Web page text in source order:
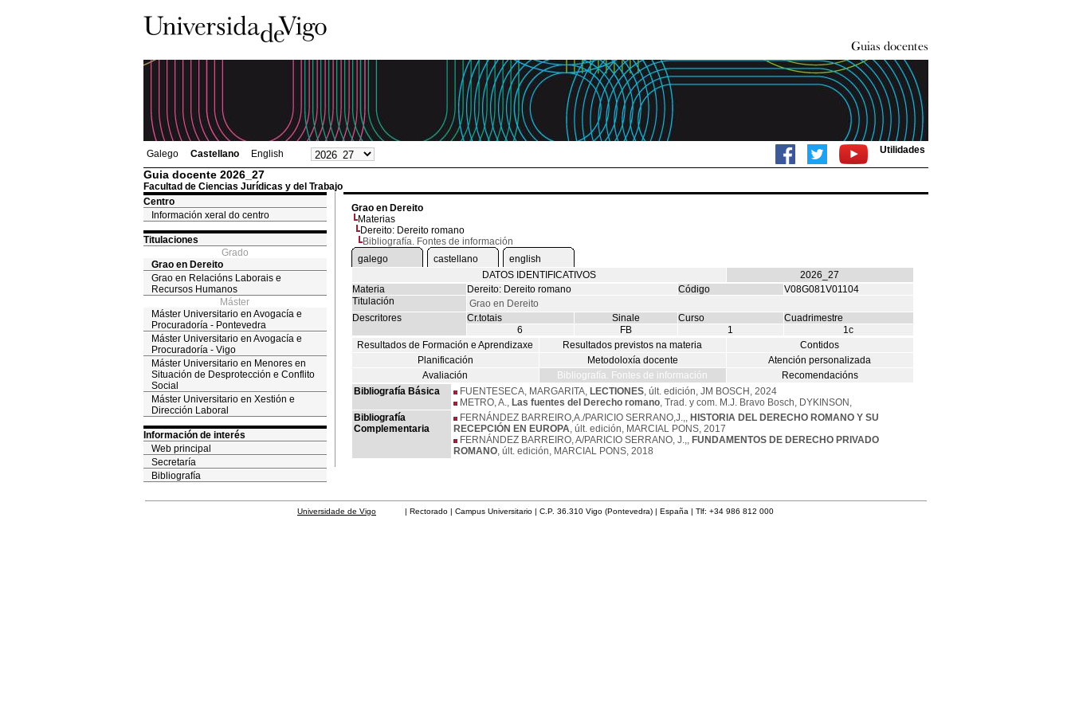
Galego Castellano English Utilidades
Guia docente 2026_27
Facultad de Ciencias Jurídicas y del Trabajo
Centro
Información xeral do centro
Titulaciones
Grado
Grao en Dereito
Grao en Relacións Laborais e
Recursos Humanos
Máster
Máster Universitario en Avogacía e
Procuradoría - Pontevedra
Máster Universitario en Avogacía e
Procuradoría - Vigo
Máster Universitario en Menores en
Situación de Desprotección e Conflito
Social
Máster Universitario en Xestión e
Dirección Laboral
Información de interés
Web principal
Secretaría
Bibliografía
Grao en Dereito
Materias
Dereito: Dereito romano
Bibliografía. Fontes de información
galego
castellano
english
DATOS IDENTIFICATIVOS
2026_27
Materia
Dereito: Dereito romano Código
V08G081V01104
Titulación
Grao en Dereito
Descritores
Cr.totais Sinale Curso
Cuadrimestre
6
FB 1
1c
Resultados de Formación e Aprendizaxe
Resultados previstos na materia
Contidos
Planificación
Metodoloxía docente
Atención personalizada
Avaliación
Bibliografía. Fontes de información
Recomendacións
Bibliografía Básica
FUENTESECA, MARGARITA, LECTIONES, últ. edición, JM BOSCH, 2024
METRO, A., Las fuentes del Derecho romano, Trad. y com. M.J. Bravo Bosch, DYKINSON,
Bibliografía
Complementaria
FERNÁNDEZ BARREIRO,A./PARICIO SERRANO,J.,, HISTORIA DEL DERECHO ROMANO Y SU
RECEPCIÓN EN EUROPA, últ. edición, MARCIAL PONS, 2017
FERNÁNDEZ BARREIRO, A/PARICIO SERRANO, J.,, FUNDAMENTOS DE DERECHO PRIVADO
ROMANO, últ. edición, MARCIAL PONS, 2018
Universidade de Vigo | Rectorado | Campus Universitario | C.P. 36.310 Vigo (Pontevedra) | España | Tlf: +34 986 812 000